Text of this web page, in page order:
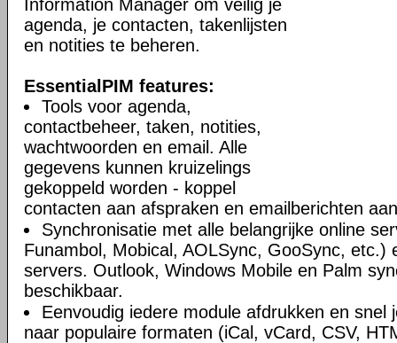
Information Manager om veilig je
agenda, je contacten, takenlijsten
en notities te beheren.
EssentialPIM features:
Tools voor agenda,
contactbeheer, taken, notities,
wachtwoorden en email. Alle
gegevens kunnen kruizelings
gekoppeld worden - koppel
contacten aan afspraken en emailberichten
Synchronisatie met alle belangrijke online
Funambol, Mobical, AOLSync, GooSync, etc.)
servers. Outlook, Windows Mobile en Palm
beschikbaar.
Eenvoudig iedere module afdrukken en snel
naar populaire formaten (iCal, vCard, CSV,